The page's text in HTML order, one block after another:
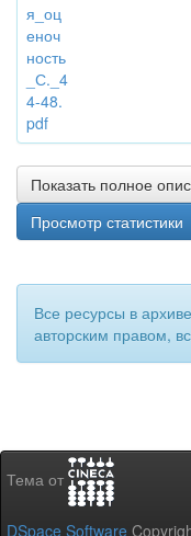
я_оц
еноч
ность
_С._4
4-48.
pdf
Показать полное
Просмотр статистики
Все ресурсы в
авторским правом,
Тема от
DSpace Software